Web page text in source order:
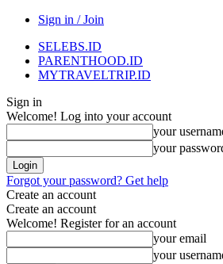
Sign in / Join
SELEBS.ID
PARENTHOOD.ID
MYTRAVELTRIP.ID
Sign in
Welcome! Log into your account
your
your
Forgot your password? Get help
Create an account
Create an account
Welcome! Register for an account
your email
your